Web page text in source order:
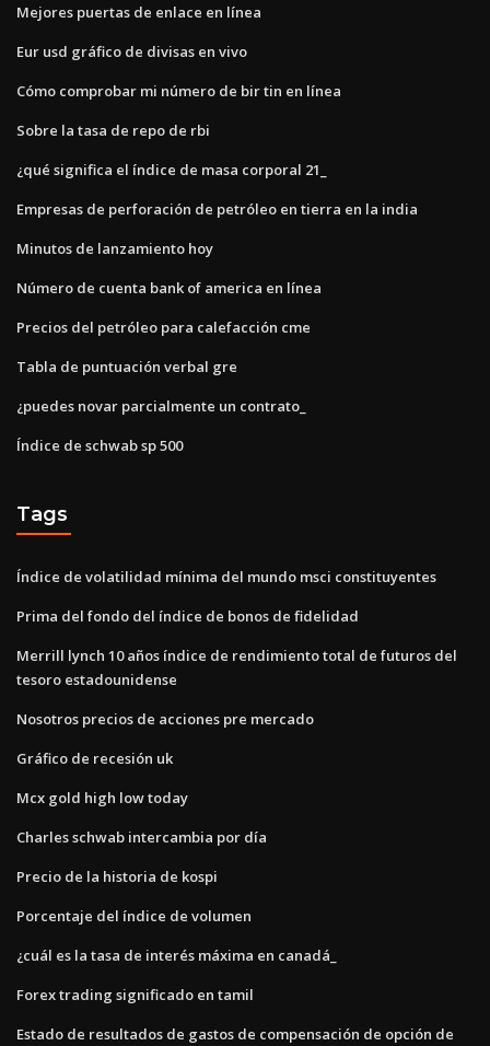
Mejores puertas de enlace en línea
Eur usd gráfico de divisas en vivo
Cómo comprobar mi número de bir tin en línea
Sobre la tasa de repo de rbi
¿qué significa el índice de masa corporal 21_
Empresas de perforación de petróleo en tierra en la india
Minutos de lanzamiento hoy
Número de cuenta bank of america en línea
Precios del petróleo para calefacción cme
Tabla de puntuación verbal gre
¿puedes novar parcialmente un contrato_
Índice de schwab sp 500
Tags
Índice de volatilidad mínima del mundo msci constituyentes
Prima del fondo del índice de bonos de fidelidad
Merrill lynch 10 años índice de rendimiento total de futuros del
tesoro estadounidense
Nosotros precios de acciones pre mercado
Gráfico de recesión uk
Mcx gold high low today
Charles schwab intercambia por día
Precio de la historia de kospi
Porcentaje del índice de volumen
¿cuál es la tasa de interés máxima en canadá_
Forex trading significado en tamil
Estado de resultados de gastos de compensación de opción de